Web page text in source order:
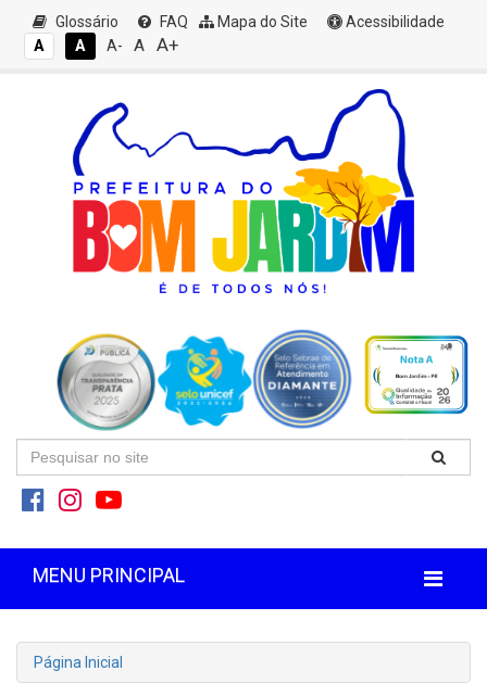
Glossário FAQ Mapa do Site
Acessibilidade
A
A A- A A+
MENU PRINCIPAL
Página Inicial